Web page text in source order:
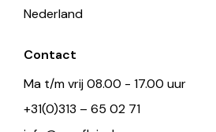
Nederland
Contact
Ma t/m vrij 08.00 - 17.00 uur
+31(0)313 – 65 02 71